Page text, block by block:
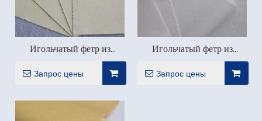
Игольчатый фетр из
стекловолокна (FMS)
Запрос цены
Игольчатый фетр из
ПТФЭ (тефлона)
Запрос цены